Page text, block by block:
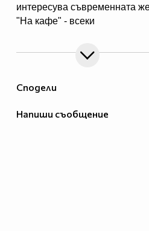
Сподели
Напиши съобщение
интересува съвременната
"На кафе" - всеки
Eпизодите на предаването